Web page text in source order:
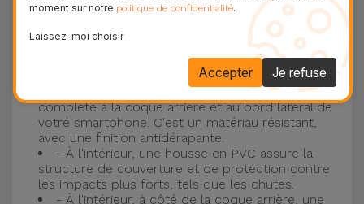
construction robuste et de qualité, avec une
construction à trois couches, pour éviter au
maximum les accidents et les casses !
- Une première couche de silicone liquide
donne de la couleur et une couverture
complète à la coque arrière et au bord latéral de
votre smartphone. C'est un matériau résistant,
avec une finition antidérapante.
- À l'intérieur, une housse en PVC assure la
structure de couverture et de protection contre
les impacts plus forts, tels que les chutes.
- À l'intérieur, à côté de la coque arrière, une
moment sur notre politique de confidentialité.
Laissez-moi choisir
Je refuse
Accepter